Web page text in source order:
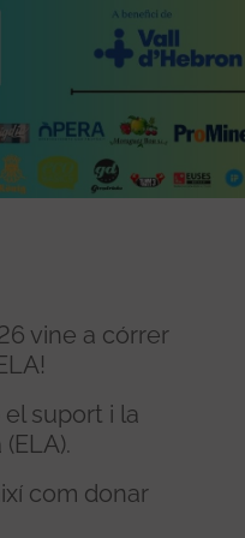
vine a córrer
suport i la
com donar